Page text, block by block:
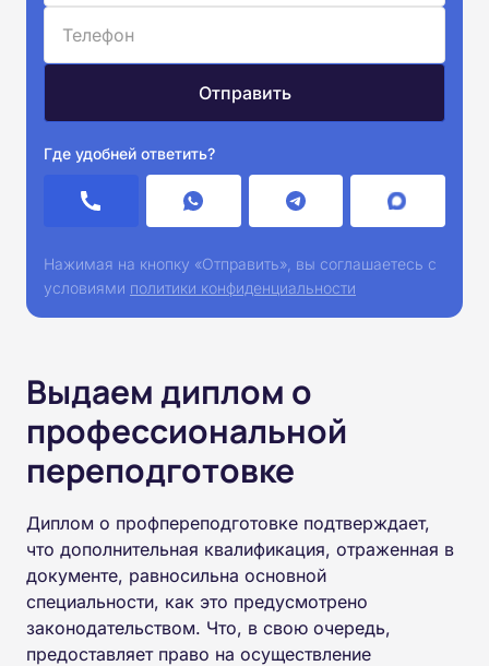
Где удобней ответить?
Нажимая на кнопку «Отправить», вы соглашаетесь с
условиями политики конфиденциальности
Выдаем диплом о
профессиональной
переподготовке
Диплом о профпереподготовке подтверждает,
что дополнительная квалификация, отраженная в
документе, равносильна основной
специальности, как это предусмотрено
законодательством. Что, в свою очередь,
предоставляет право на осуществление